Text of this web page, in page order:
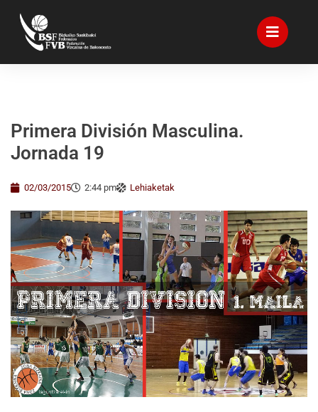
Primera División Masculina.
Jornada 19
02/03/2015 2:44 pm Lehiaketak